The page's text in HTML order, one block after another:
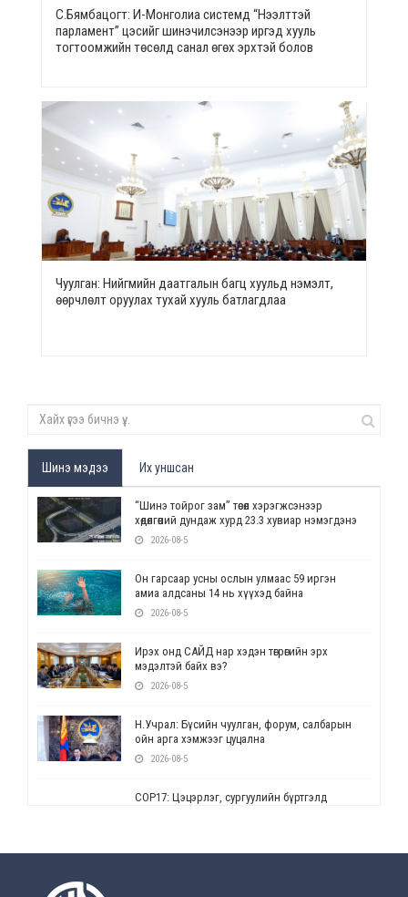
С.Бямбацогт: И-Монголиа системд “Нээлттэй
парламент” цэсийг шинэчилсэнээр иргэд хууль
тогтоомжийн төсөлд санал өгөх эрхтэй болов
Чуулган: Нийгмийн даатгалын багц хуульд нэмэлт,
өөрчлөлт оруулах тухай хууль батлагдлаа
Шинэ мэдээ Их уншсан
“Шинэ тойрог зам” төсөл хэрэгжсэнээр
хөдөлгөөний дундаж хурд 23.3 хувиар нэмэгдэнэ
2026-08-5
Он гарсаар усны ослын улмаас 59 иргэн
амиа алдсаны 14 нь хүүхэд байна
2026-08-5
Ирэх онд САЙД нар хэдэн төгрөгийн эрх
мэдэлтэй байх вэ?
2026-08-5
Н.Учрал: Бүсийн чуулган, форум, салбарын
ойн арга хэмжээг цуцална
2026-08-5
СОР17: Цэцэрлэг, сургуулийн бүртгэлд